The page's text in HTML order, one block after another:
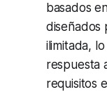
basados
diseñados
ilimitada,
respuesta
requisitos